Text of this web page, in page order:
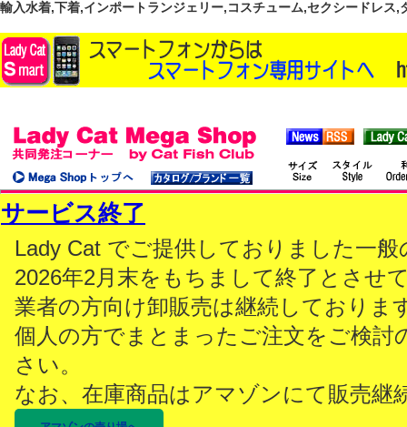
輸入水着,下着,インポートランジェリー,コスチューム,セクシードレス
サービス終了
Lady Cat でご提供しておりました一
2026年2月末をもちまして終了とさせ
業者の方向け卸販売は継続しておりま
個人の方でまとまったご注文をご検討
さい。
なお、在庫商品はアマゾンにて販売継